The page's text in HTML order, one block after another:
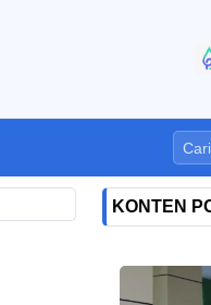
KONTEN